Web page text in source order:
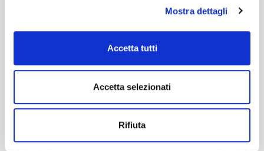
Mostra dettagli
Accetta tutti
Accetta selezionati
Rifiuta